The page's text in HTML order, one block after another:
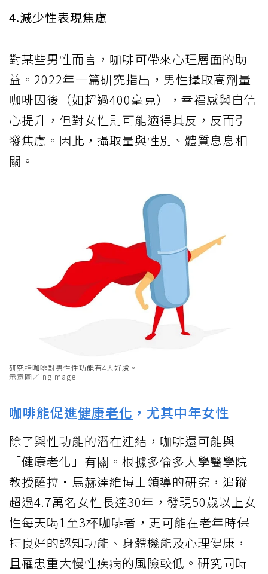
4.減少性表現焦慮
對某些男性而言，咖啡可帶來心理層面的助
益。2022年一篇研究指出，男性攝取高劑量
咖啡因後（如超過400毫克），幸福感與自信
心提升，但對女性則可能適得其反，反而引
發焦慮。因此，攝取量與性別、體質息息相
關。
研究指咖啡對男性性功能有4大好處。
示意圖／ingimage
咖啡能促進健康老化 ，尤其中年女性
除了與性功能的潛在連結，咖啡還可能與
「健康老化」有關。根據多倫多大學醫學院
教授薩拉·馬赫達維博士領導的研究，追蹤
超過4.7萬名女性長達30年，發現50歲以上女
性每天喝1至3杯咖啡者，更可能在老年時保
持良好的認知功能、身體機能及心理健康，
且罹患重大慢性疾病的風險較低。研究同時